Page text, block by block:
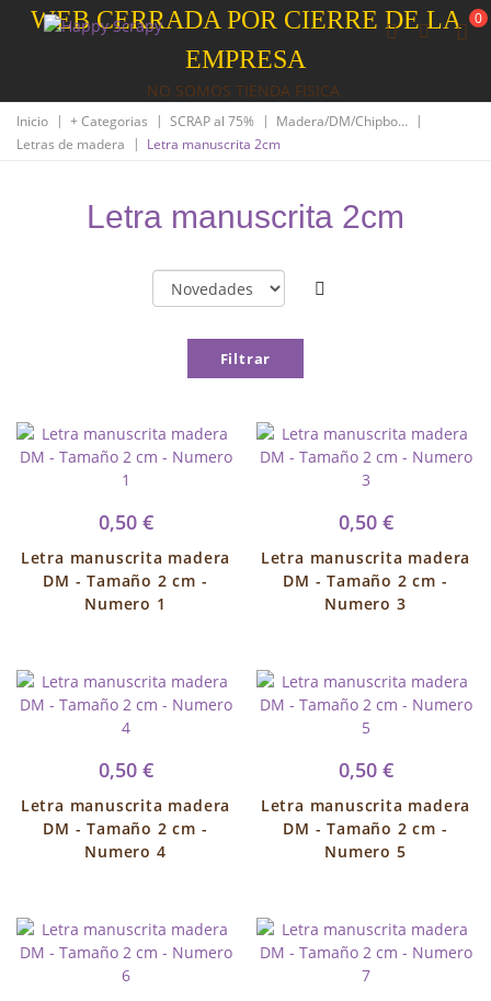
WEB CERRADA POR CIERRE DE LA
EMPRESA
NO SOMOS TIENDA FISICA
0
Inicio | + Categorias | SCRAP al 75% | Madera/DM/Chipboard |
Letras de madera
| Letra manuscrita 2cm
Letra manuscrita 2cm
Filtrar
0,50 €
Letra manuscrita madera
DM - Tamaño 2 cm -
Numero 1
0,50 €
Letra manuscrita madera
DM - Tamaño 2 cm -
Numero 3
0,50 €
Letra manuscrita madera
DM - Tamaño 2 cm -
Numero 4
0,50 €
Letra manuscrita madera
DM - Tamaño 2 cm -
Numero 5